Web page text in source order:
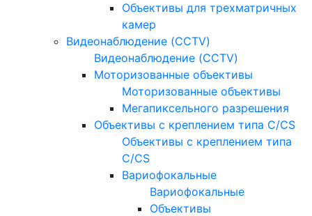
Объективы для трехматричных
камер
Видеонаблюдение (CCTV)
Видеонаблюдение (CCTV)
Моторизованные объективы
Моторизованные объективы
Мегапиксельного разрешения
Объективы с креплением типа C/CS
Объективы с креплением типа
C/CS
Вариофокальные
Вариофокальные
Объективы